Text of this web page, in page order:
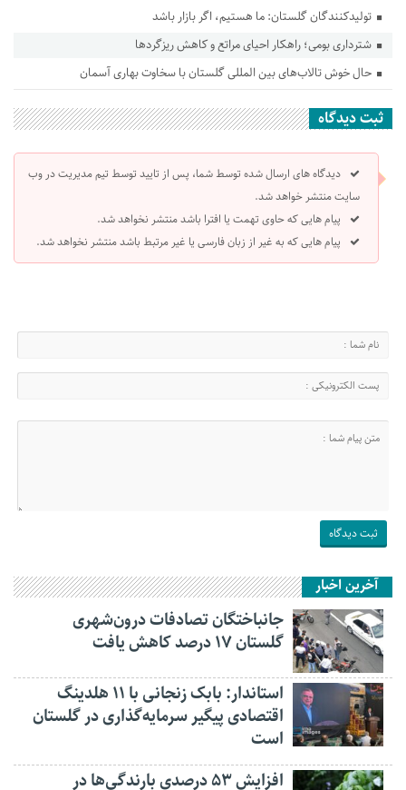
تولیدکنندگان گلستان: ما هستیم، اگر بازار باشد
شترداری بومی؛ راهکار احیای مراتع و کاهش ریزگردها
حال خوش تالاب‌های بین المللی گلستان با سخاوت بهاری آسمان
ثبت دیدگاه
دیدگاه های ارسال شده توسط شما، پس از تایید توسط تیم مدیریت در وب
سایت منتشر خواهد شد.
پیام هایی که حاوی تهمت یا افترا باشد منتشر نخواهد شد.
پیام هایی که به غیر از زبان فارسی یا غیر مرتبط باشد منتشر نخواهد شد.
آخرین اخبار
جانباختگان تصادفات درون‌شهری
گلستان ۱۷ درصد کاهش یافت
استاندار: بابک زنجانی با ۱۱ هلدینگ
اقتصادی پیگیر سرمایه‌گذاری در گلستان
است
افزایش ۵۳ درصدی بارندگی‌ها در